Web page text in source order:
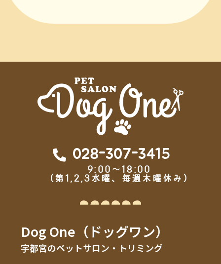
028-307-3415
9:00～18:00
（第1,2,3水曜、毎週木曜休み）
Dog One（ドッグワン）
宇都宮のペットサロン・トリミング